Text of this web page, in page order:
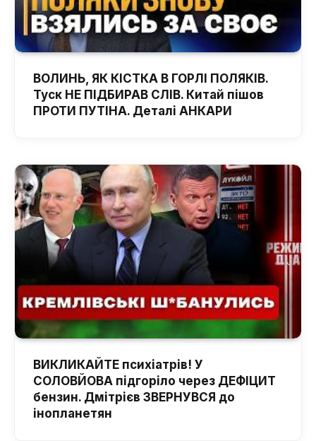
ВОЛИНЬ, ЯК КІСТКА В ГОРЛІ ПОЛЯКІВ.
Туск НЕ ПІДБИРАВ СЛІВ. Китай пішов
ПРОТИ ПУТІНА. Деталі АНКАРИ
ВИКЛИКАЙТЕ психіатрів! У
СОЛОВЙОВА підгоріло через ДЕФІЦИТ
бензин. Дмітрієв ЗВЕРНУВСЯ до
інопланетян